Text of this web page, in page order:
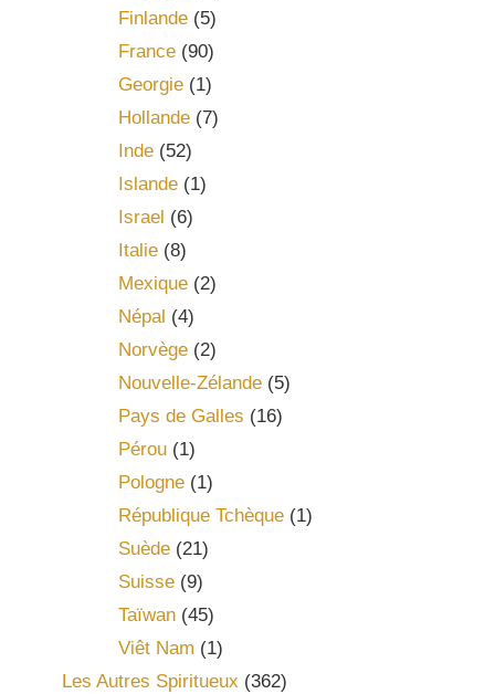
Finlande(5)
France(90)
Georgie(1)
Hollande(7)
Inde(52)
Islande(1)
Israel (6)
Italie(8)
Mexique(2)
Népal (4)
Norvège(2)
Nouvelle-Zélande(5)
Pays de Galles (16)
Pérou(1)
Pologne(1)
République Tchèque(1)
Suède(21)
Suisse(9)
Taïwan(45)
Viêt Nam (1)
Les Autres Spiritueux (362)